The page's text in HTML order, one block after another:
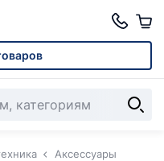
Аксессуары